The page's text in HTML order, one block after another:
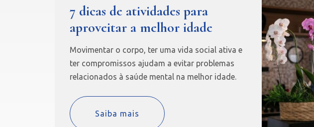
7 dicas de atividades para
aproveitar a melhor idade
Movimentar o corpo, ter uma vida social ativa e
ter compromissos ajudam a evitar problemas
relacionados à saúde mental na melhor idade.
Saiba mais